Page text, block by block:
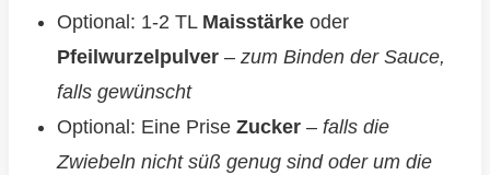
Optional: 1-2 TL Maisstärkeoder
Pfeilwurzelpulver– zum Binden der Sauce,
falls gewünscht
Optional: Eine Prise Zucker– falls die
Zwiebeln nicht süß genug sind oder um die